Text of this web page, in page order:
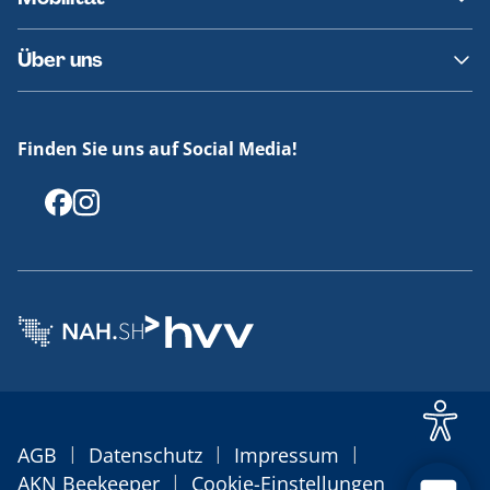
Fundsachen
Häufige Fragen
Barrierefreies Reisen
Erklärung Barrierefreiheit
Über uns
Offenlegungen
Finden Sie uns auf Social Media!
AGB | Datenschutz | Impressum |
AKN Beekeeper | Cookie-Einstellungen